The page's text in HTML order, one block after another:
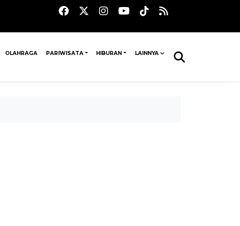
OLAHRAGA PARIWISATA HIBURAN LAINNYA